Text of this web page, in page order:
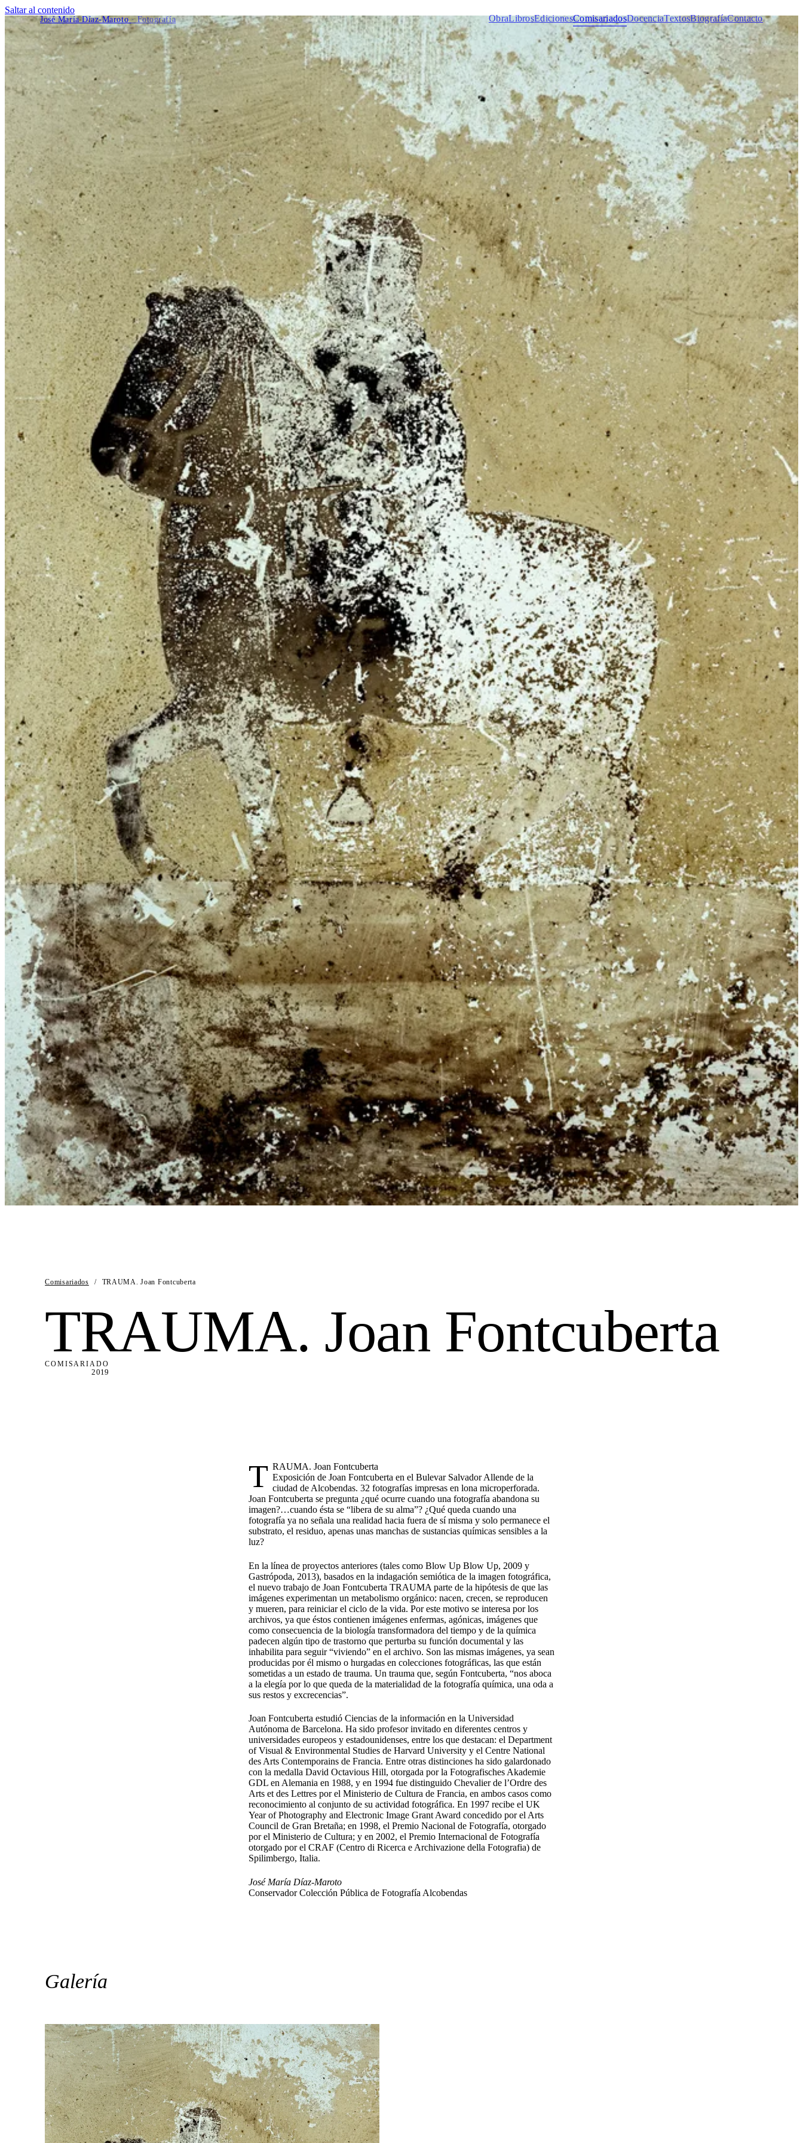
Saltar al contenido
José María Díaz-Maroto· Fotografía ObraLibrosEdicionesComisariadosDocenciaTextosBiografíaContacto
Comisariados / TRAUMA. Joan Fontcuberta
TRAUMA. Joan Fontcuberta
COMISARIADO
2019
T RAUMA. Joan Fontcuberta
Exposición de Joan Fontcuberta en el Bulevar Salvador Allende de la
ciudad de Alcobendas. 32 fotografías impresas en lona microperforada.
Joan Fontcuberta se pregunta ¿qué ocurre cuando una fotografía abandona su
imagen?…cuando ésta se “libera de su alma”? ¿Qué queda cuando una
fotografía ya no señala una realidad hacia fuera de sí misma y solo permanece el
substrato, el residuo, apenas unas manchas de sustancias químicas sensibles a la
luz?
En la línea de proyectos anteriores (tales como Blow Up Blow Up, 2009 y
Gastrópoda, 2013), basados en la indagación semiótica de la imagen fotográfica,
el nuevo trabajo de Joan Fontcuberta TRAUMA parte de la hipótesis de que las
imágenes experimentan un metabolismo orgánico: nacen, crecen, se reproducen
y mueren, para reiniciar el ciclo de la vida. Por este motivo se interesa por los
archivos, ya que éstos contienen imágenes enfermas, agónicas, imágenes que
como consecuencia de la biología transformadora del tiempo y de la química
padecen algún tipo de trastorno que perturba su función documental y las
inhabilita para seguir “viviendo” en el archivo. Son las mismas imágenes, ya sean
producidas por él mismo o hurgadas en colecciones fotográficas, las que están
sometidas a un estado de trauma. Un trauma que, según Fontcuberta, “nos aboca
a la elegía por lo que queda de la materialidad de la fotografía química, una oda a
sus restos y excrecencias”.
Joan Fontcuberta estudió Ciencias de la información en la Universidad
Autónoma de Barcelona. Ha sido profesor invitado en diferentes centros y
universidades europeos y estadounidenses, entre los que destacan: el Department
of Visual & Environmental Studies de Harvard University y el Centre National
des Arts Contemporains de Francia. Entre otras distinciones ha sido galardonado
con la medalla David Octavious Hill, otorgada por la Fotografisches Akademie
GDL en Alemania en 1988, y en 1994 fue distinguido Chevalier de l’Ordre des
Arts et des Lettres por el Ministerio de Cultura de Francia, en ambos casos como
reconocimiento al conjunto de su actividad fotográfica. En 1997 recibe el UK
Year of Photography and Electronic Image Grant Award concedido por el Arts
Council de Gran Bretaña; en 1998, el Premio Nacional de Fotografía, otorgado
por el Ministerio de Cultura; y en 2002, el Premio Internacional de Fotografía
otorgado por el CRAF (Centro di Ricerca e Archivazione della Fotografia) de
Spilimbergo, Italia.
José María Díaz-Maroto
Conservador Colección Pública de Fotografía Alcobendas
Galería